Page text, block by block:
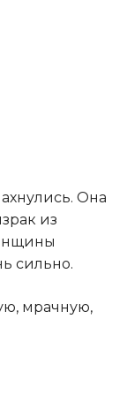
Она
из
сильно.
мрачную,